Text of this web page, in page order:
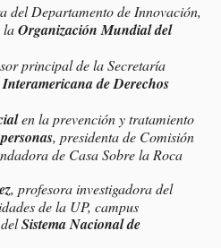
del Departamento de Innovación,
laOrganización Mundial del
principal de la Secretaría
de Derechos
en la prevención y tratamiento
, presidenta de Comisión
de Casa Sobre la Roca
, profesora investigadora del
de la UP, campus
Sistema Nacional de